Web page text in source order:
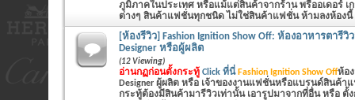
ภูมิภาคในประเทศ หรือแม้แต่สินค้าจากร้าน พรีออเดอร์ เ
ต่างๆ สินค้าแฟชั่นทุกชนิด ไม่ใช่สินค้าแฟชั่น ห้ามลงห้องนี้
[ห้องรีวิว] Fashion Ignition Show Off: ห้องอาหารตารี
Designer หรือผู้ผลิต
(12 Viewing)
อ่านกฏก่อนตั้งกระทู้ Click ที่นี่ Fashion Ignition Show Offห้อ
Designer ผู้ผลิต หรือ เจ้าของงานแฟชั่นหรือแบรนด์สินค้า
กระทู้ต้องมีสินค้ามารีวิวเท่านั้น เอารูปมาจากที่อื่น หรือ ตั้